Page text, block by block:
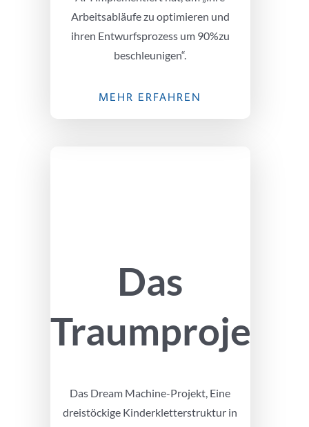
Arbeitsabläufe zu optimieren und
ihren Entwurfsprozess um 90%zu
beschleunigen“.
MEHR ERFAHREN
Das
Traumprojekt
Das Dream Machine-Projekt, Eine
dreistöckige Kinderkletterstruktur in